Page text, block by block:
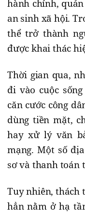
hành chính,
an sinh xã hội.
thể trở thành
được khai thác
Thời gian qua,
đi vào cuộc
căn cước công
dùng tiền mặt,
hay xử lý văn
mạng. Một số
sơ và thanh toán
Tuy nhiên, thách
hẳn nằm ở hạ